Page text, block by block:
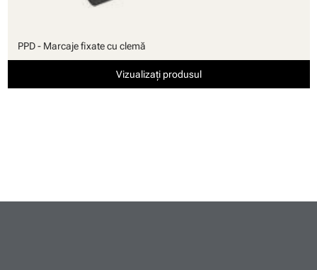
PPD - Marcaje fixate cu clemă
Vizualizați produsul